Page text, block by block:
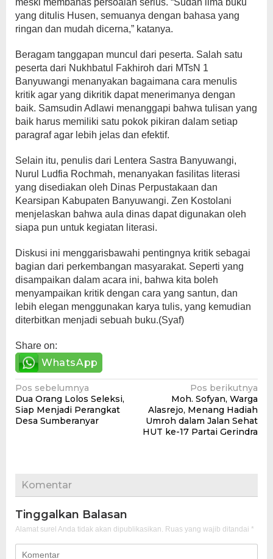
yang ditulis Husen, semuanya dengan bahasa yang
ringan dan mudah dicerna,” katanya.
Beragam tanggapan muncul dari peserta. Salah satu
peserta dari Nukhbatul Fakhiroh dari MTsN 1
Banyuwangi menanyakan bagaimana cara menulis
kritik agar yang dikritik dapat menerimanya dengan
baik. Samsudin Adlawi menanggapi bahwa tulisan yang
baik harus memiliki satu pokok pikiran dalam setiap
paragraf agar lebih jelas dan efektif.
Selain itu, penulis dari Lentera Sastra Banyuwangi,
Nurul Ludfia Rochmah, menanyakan fasilitas literasi
yang disediakan oleh Dinas Perpustakaan dan
Kearsipan Kabupaten Banyuwangi. Zen Kostolani
menjelaskan bahwa aula dinas dapat digunakan oleh
siapa pun untuk kegiatan literasi.
Diskusi ini menggarisbawahi pentingnya kritik sebagai
bagian dari perkembangan masyarakat. Seperti yang
disampaikan dalam acara ini, bahwa kita boleh
menyampaikan kritik dengan cara yang santun, dan
lebih elegan menggunakan karya tulis, yang kemudian
diterbitkan menjadi sebuah buku.(Syaf)
Share on:
WhatsApp
Navigasi
pos
Pos sebelumnya
Dua Orang Lolos Seleksi,
Siap Menjadi Perangkat
Desa Sumberanyar
Pos berikutnya
Moh. Sofyan, Warga
Alasrejo, Menang Hadiah
Umroh dalam Jalan Sehat
HUT ke-17 Partai Gerindra
Komentar
Tinggalkan Balasan
Alamat surel Anda tidak akan dipublikasikan. Ruas yang wajib ditandai *